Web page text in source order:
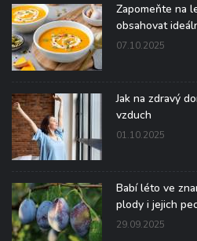
Zapomeňte na
obsahovat
07.10.2025
Jak na zdravý
vzduch
01.10.2025
Babí léto ve
plody i jejich
29.09.2025